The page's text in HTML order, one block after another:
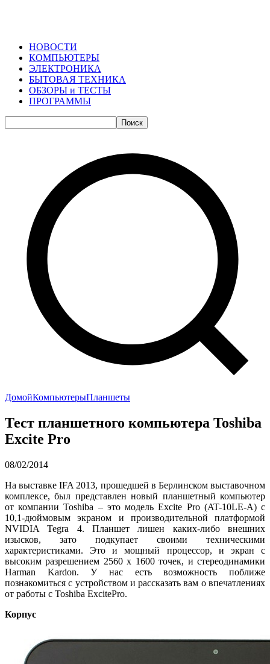
НОВОСТИ
КОМПЬЮТЕРЫ
ЭЛЕКТРОНИКА
БЫТОВАЯ ТЕХНИКА
ОБЗОРЫ и ТЕСТЫ
ПРОГРАММЫ
Поиск
ДомойКомпьютерыПланшеты
Тест планшетного компьютера Toshiba
Excite Pro
08/02/2014
На выставке IFA 2013, прошедшей в Берлинском выставочном
комплексе, был представлен новый планшетный компьютер
от компании Toshiba – это модель Excite Pro (AT-10LE-A) с
10,1-дюймовым экраном и производительной платформой
NVIDIA Tegra 4. Планшет лишен каких-либо внешних
изысков, зато подкупает своими техническими
характеристиками. Это и мощный процессор, и экран с
высоким разрешением 2560 х 1600 точек, и стереодинамики
Harman Kardon. У нас есть возможность поближе
познакомиться с устройством и рассказать вам о впечатлениях
от работы с Toshiba ExcitePro.
Корпус